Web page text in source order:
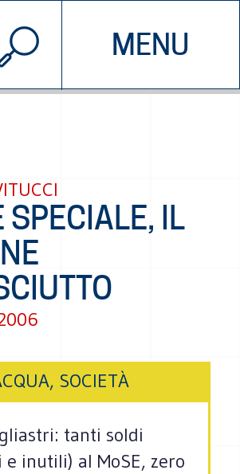
MENU
CHI SIAMO
© 2026 EDDYBURG
SPECIALE, IL
SOCIETÀ
tanti soldi
e inutili) al MoSE, zero